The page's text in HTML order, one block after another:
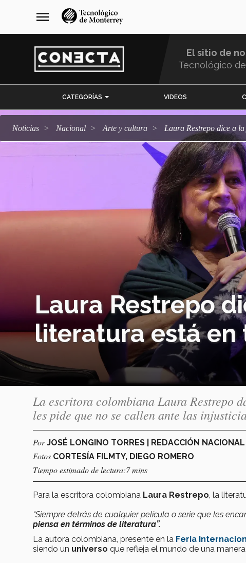
navegación
principal
menu
El sitio de
Tecnológico
CATEGORÍAS VIDEOS
Noticias Nacional arte y cultura Laura Restrepo dice a
Laura Restrepo
literatura está en
La escritora colombiana Laura Restrepo
les pide que no se callen ante las
PorJOSÉ LONGINO TORRES | REDACCIÓN
Fotos CORTESÍA FILMTY, DIEGO ROMERO
Tiempo estimado de lectura:7 mins
Para la escritora colombiana Laura Restrepo, la
“Siempre detrás de cualquier película o serie que les
piensa en términos de literatura”.
La autora colombiana, presente en la Feria
siendo un universo que refleja el mundo de una manera